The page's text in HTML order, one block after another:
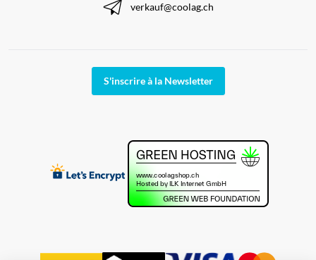
verkauf@coolag.ch
S'inscrire à la Newsletter